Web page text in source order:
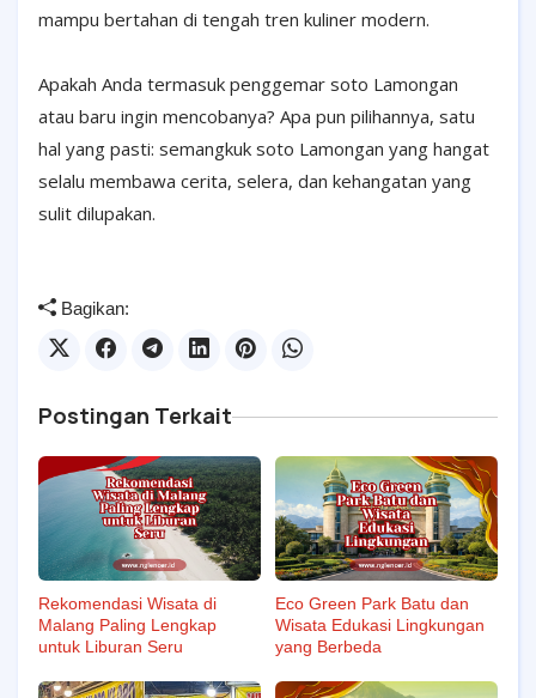
mampu bertahan di tengah tren kuliner modern.
Apakah Anda termasuk penggemar soto Lamongan
atau baru ingin mencobanya? Apa pun pilihannya, satu
hal yang pasti: semangkuk soto Lamongan yang hangat
selalu membawa cerita, selera, dan kehangatan yang
sulit dilupakan.
Bagikan:
Postingan Terkait
Rekomendasi Wisata di
Malang Paling Lengkap
untuk Liburan Seru
Eco Green Park Batu dan
Wisata Edukasi Lingkungan
yang Berbeda